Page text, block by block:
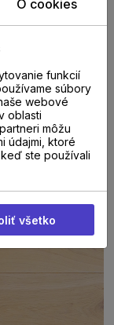
podlahy
a dodávajú jej
uzly do
beľové zábehy
O cookies
funkcií
súbory
webové
oblasti
môžu
údajmi, ktoré
ste používali
všetko